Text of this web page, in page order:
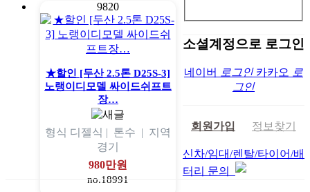
9820
★할인 [두산 2.5톤 D25S-3]
노랭이디모델 싸이드쉬프트
장…
형식 디젤식 | 톤수 | 지역
경기
980만원
no.18991
소셜계정으로 로그인
네이버 로그인 카카오 로
그인
회원가입 정보찾기
신차/임대/렌탈/타이어/배
터리 문의